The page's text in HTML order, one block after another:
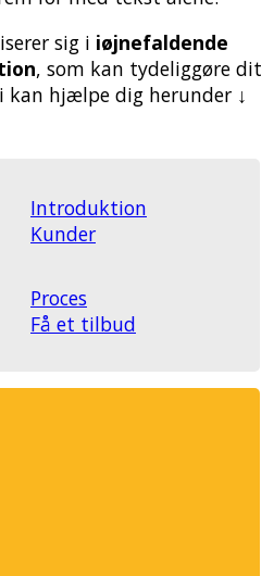
sig i iøjnefaldende
, som kan tydeliggøre dit
kan hjælpe dig herunder ↓
Introduktion
Kunder
Proces
Få et tilbud